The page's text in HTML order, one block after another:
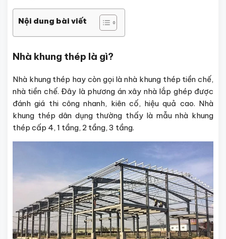
Nội dung bài viết
Nhà khung thép là gì?
Nhà khung thép hay còn gọi là nhà khung thép tiền chế,
nhà tiền chế. Đây là phương án xây nhà lắp ghép được
đánh giá thi công nhanh, kiên cố, hiệu quả cao. Nhà
khung thép dân dụng thường thấy là mẫu nhà khung
thép cấp 4, 1 tầng, 2 tầng, 3 tầng.